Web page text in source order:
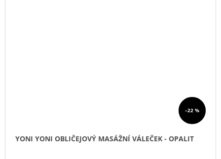
–22 %
YONI YONI OBLIČEJOVÝ MASÁŽNÍ VÁLEČEK - OPALIT